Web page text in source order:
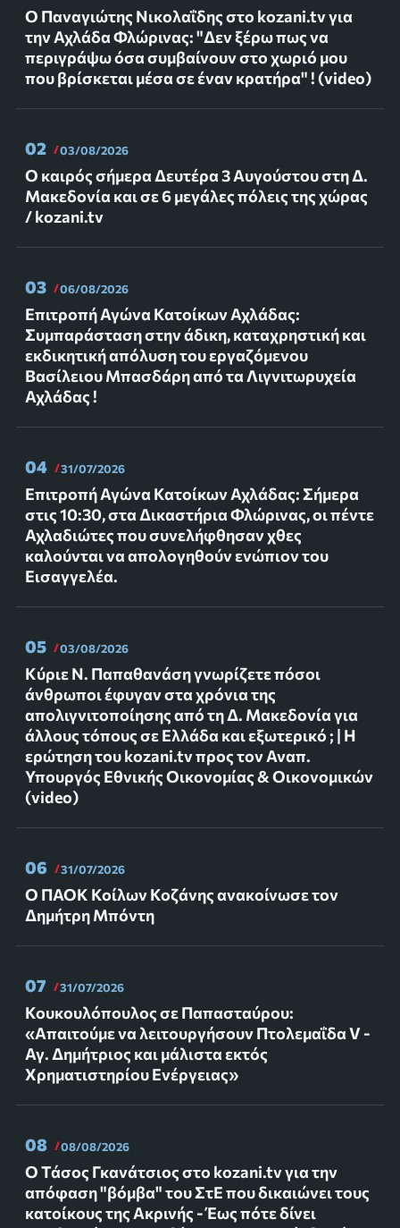
Ο Παναγιώτης Νικολαΐδης στο kozani.tv για
την Αχλάδα Φλώρινας: "Δεν ξέρω πως να
περιγράψω όσα συμβαίνουν στο χωριό μου
που βρίσκεται μέσα σε έναν κρατήρα" ! (video)
02 03/08/2026
Ο καιρός σήμερα Δευτέρα 3 Αυγούστου στη Δ.
Μακεδονία και σε 6 μεγάλες πόλεις της χώρας
/ kozani.tv
03 06/08/2026
Επιτροπή Αγώνα Κατοίκων Αχλάδας:
Συμπαράσταση στην άδικη, καταχρηστική και
εκδικητική απόλυση του εργαζόμενου
Βασίλειου Μπασδάρη από τα Λιγνιτωρυχεία
Αχλάδας !
04 31/07/2026
Επιτροπή Αγώνα Κατοίκων Αχλάδας: Σήμερα
στις 10:30, στα Δικαστήρια Φλώρινας, οι πέντε
Αχλαδιώτες που συνελήφθησαν χθες
καλούνται να απολογηθούν ενώπιον του
Εισαγγελέα.
05 03/08/2026
Κύριε Ν. Παπαθανάση γνωρίζετε πόσοι
άνθρωποι έφυγαν στα χρόνια της
απολιγνιτοποίησης από τη Δ. Μακεδονία για
άλλους τόπους σε Ελλάδα και εξωτερικό ; | Η
ερώτηση του kozani.tv προς τον Αναπ.
Υπουργός Εθνικής Οικονομίας & Οικονομικών
(video)
06 31/07/2026
Ο ΠΑΟΚ Κοίλων Κοζάνης ανακοίνωσε τον
Δημήτρη Μπόντη
07 31/07/2026
Κουκουλόπουλος σε Παπασταύρου:
«Απαιτούμε να λειτουργήσουν Πτολεμαΐδα V -
Αγ. Δημήτριος και μάλιστα εκτός
Χρηματιστηρίου Ενέργειας»
08 08/08/2026
Ο Τάσος Γκανάτσιος στο kozani.tv για την
απόφαση "βόμβα" του ΣτΕ που δικαιώνει τους
κατοίκους της Ακρινής - Έως πότε δίνει